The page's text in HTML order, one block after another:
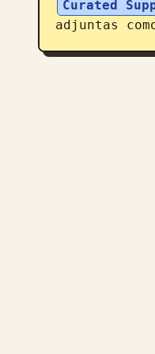
Curated
adjuntas